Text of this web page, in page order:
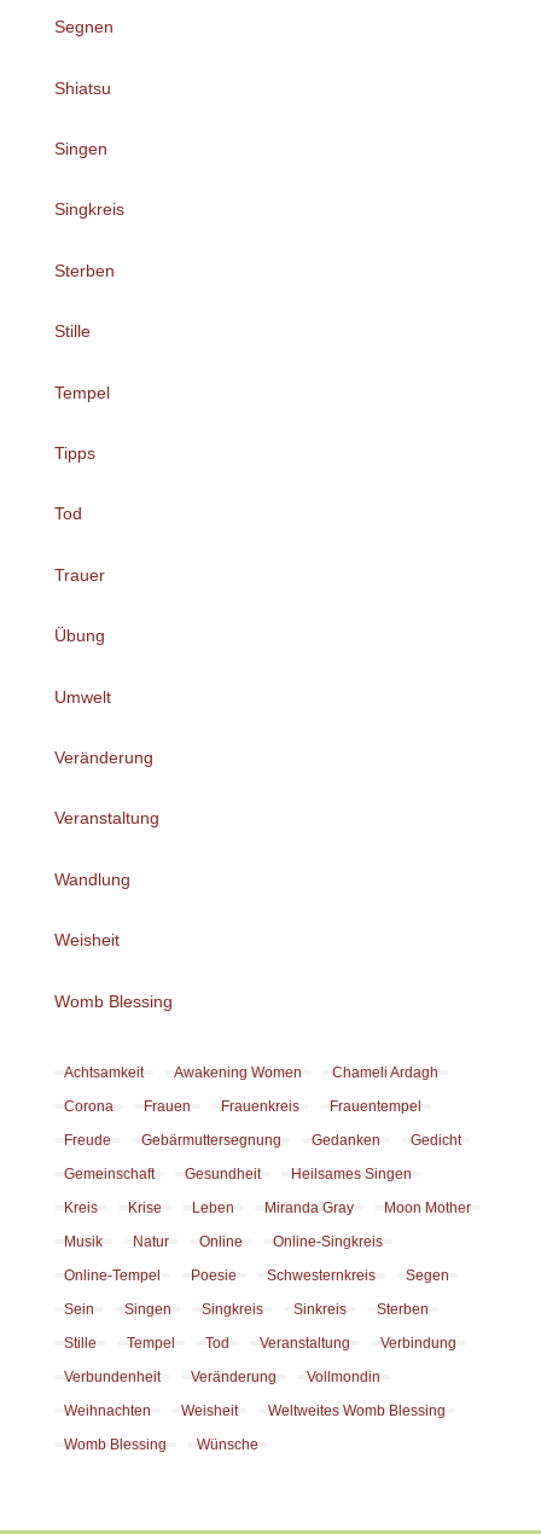
Segnen
Shiatsu
Singen
Singkreis
Sterben
Stille
Tempel
Tipps
Tod
Trauer
Übung
Umwelt
Veränderung
Veranstaltung
Wandlung
Weisheit
Womb Blessing
Achtsamkeit Awakening Women
Chameli Ardagh
Corona
Frauen Frauenkreis
Frauentempel
Freude
Gebärmuttersegnung Gedanken
Gedicht
Gemeinschaft
Gesundheit
Heilsames Singen
Kreis
Krise Leben Miranda Gray
Moon Mother
Musik
Natur Online
Online-Singkreis
Online-Tempel
Poesie Schwesternkreis
Segen
Sein
Singen Singkreis Sinkreis
Sterben
Stille
Tempel Tod Veranstaltung
Verbindung
Verbundenheit
Veränderung
Vollmondin
Weihnachten
Weisheit
Weltweites Womb Blessing
Womb Blessing
Wünsche